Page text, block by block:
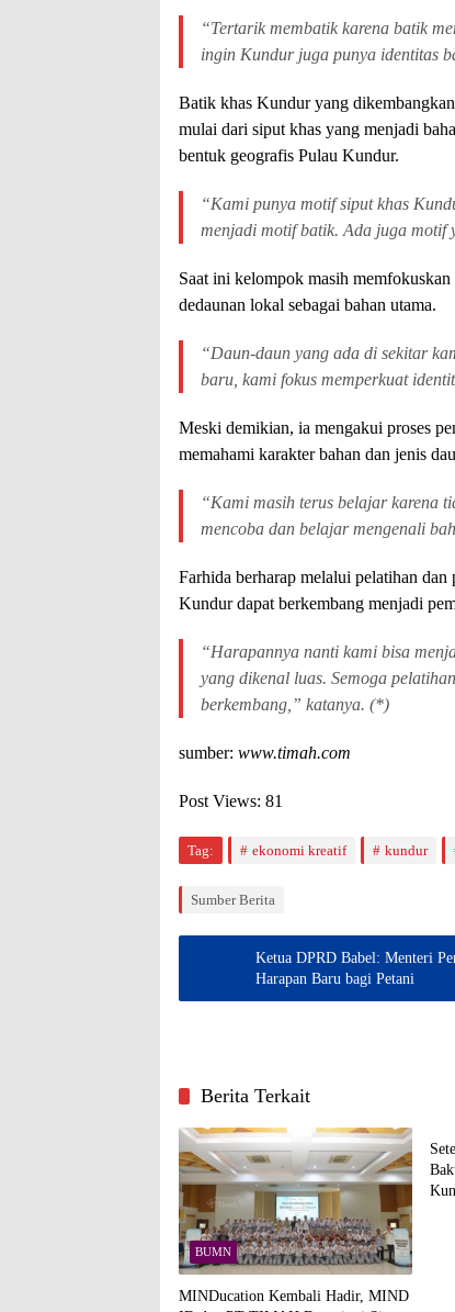
“Tertarik membatik karena batik
ingin Kundur juga punya identitas
Batik khas Kundur yang
mulai dari siput khas yang menjadi
bentuk geografis Pulau Kundur.
“Kami punya motif siput khas
menjadi motif batik. Ada juga motif
Saat ini kelompok masih
dedaunan lokal sebagai bahan utama.
“Daun-daun yang ada di sekitar
baru, kami fokus memperkuat
Meski demikian, ia mengakui proses
memahami karakter bahan dan jenis
“Kami masih terus belajar karena
mencoba dan belajar mengenali
Farhida berharap melalui pelatihan
Kundur dapat berkembang menjadi
“Harapannya nanti kami bisa
yang dikenal luas. Semoga
berkembang,” katanya. (*)
sumber: www.timah.com
Post Views: 81
Tag: ekonomi kreatif kundur
Sumber Berita
Ketua DPRD Babel: Menteri
Harapan Baru bagi Petani
Berita Terkait
BUMN
MINDucation Kembali Hadir, MIND